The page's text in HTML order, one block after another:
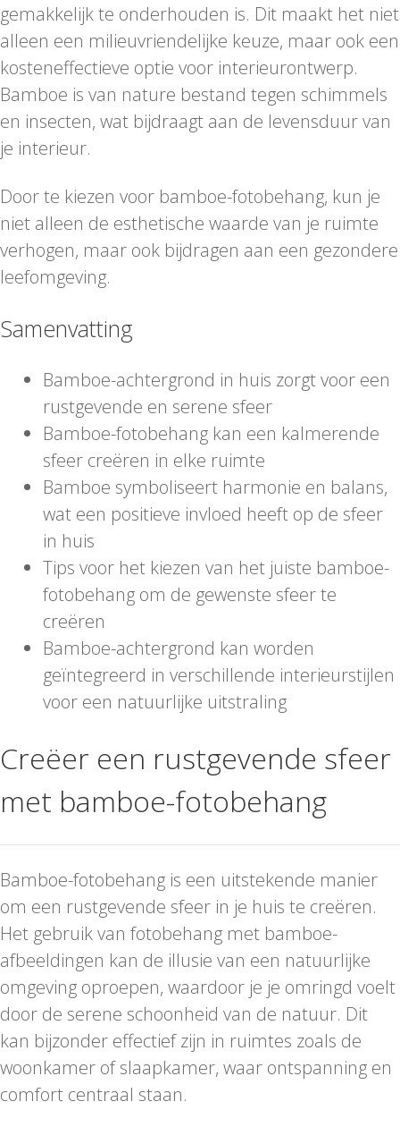
gemakkelijk te onderhouden is. Dit maakt het niet
alleen een milieuvriendelijke keuze, maar ook een
kosteneffectieve optie voor interieurontwerp.
Bamboe is van nature bestand tegen schimmels
en insecten, wat bijdraagt aan de levensduur van
je interieur.
Door te kiezen voor bamboe-fotobehang, kun je
niet alleen de esthetische waarde van je ruimte
verhogen, maar ook bijdragen aan een gezondere
leefomgeving.
Samenvatting
Bamboe-achtergrond in huis zorgt voor een
rustgevende en serene sfeer
Bamboe-fotobehang kan een kalmerende
sfeer creëren in elke ruimte
Bamboe symboliseert harmonie en balans,
wat een positieve invloed heeft op de sfeer
in huis
Tips voor het kiezen van het juiste bamboe-
fotobehang om de gewenste sfeer te
creëren
Bamboe-achtergrond kan worden
geïntegreerd in verschillende interieurstijlen
voor een natuurlijke uitstraling
Creëer een rustgevende sfeer
met bamboe-fotobehang
Bamboe-fotobehang is een uitstekende manier
om een rustgevende sfeer in je huis te creëren.
Het gebruik van fotobehang met bamboe-
afbeeldingen kan de illusie van een natuurlijke
omgeving oproepen, waardoor je je omringd voelt
door de serene schoonheid van de natuur. Dit
kan bijzonder effectief zijn in ruimtes zoals de
woonkamer of slaapkamer, waar ontspanning en
comfort centraal staan.